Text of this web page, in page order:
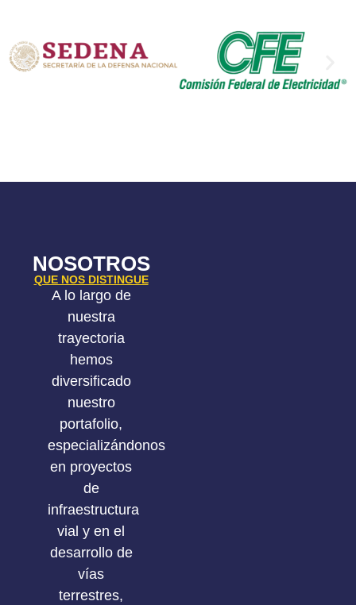
NOSOTROS
QUE NOS DISTINGUE
A lo largo de
nuestra
trayectoria
hemos
diversificado
nuestro
portafolio,
especializándonos
en proyectos
de
infraestructura
vial y en el
desarrollo de
vías
terrestres,